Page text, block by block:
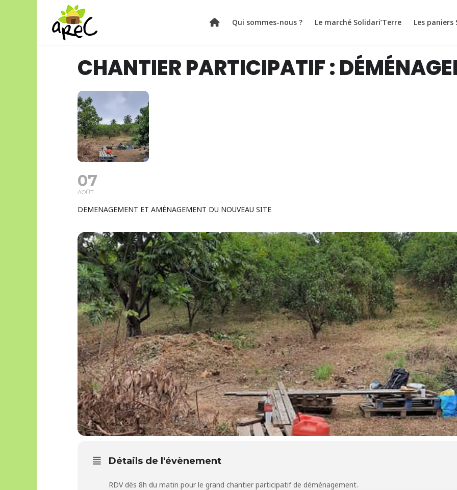
Qui sommes-nous ? Le marché Solidari’Terre Les paniers
CHANTIER PARTICIPATIF :
07
AOÛT
DEMENAGEMENT ET AMÉNAGEMENT DU NOUVEAU SITE
Détails de l'évènement
RDV dès 8h du matin pour le grand chantier participatif de déménagement.